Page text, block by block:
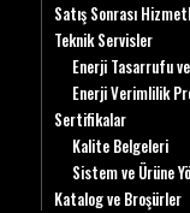
Satış Sonrası
Teknik Servisler
Enerji Tasarrufu
Enerji Verimlilik
Sertifikalar
Kalite Belgeleri
Sistem ve Ürüne
Katalog ve Broşürler